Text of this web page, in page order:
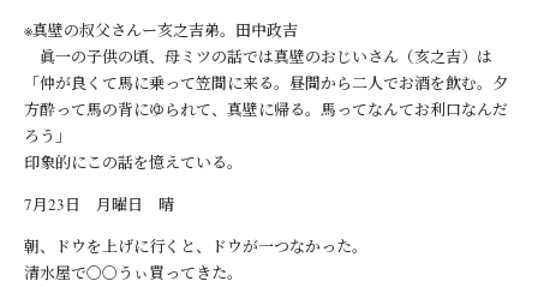
※真壁の叔父さんー亥之吉弟。田中政吉
眞一の子供の頃、母ミツの話では真壁のおじいさん（亥之吉）は
「仲が良くて馬に乗って笠間に来る。昼間から二人でお酒を飲む。夕
方酔って馬の背にゆられて、真壁に帰る。馬ってなんてお利口なんだ
ろう」
印象的にこの話を憶えている。
7月23日 月曜日 晴
朝、ドウを上げに行くと、ドウが一つなかった。
清水屋で〇〇うぃ買ってきた。